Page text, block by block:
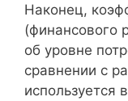
Наконец,
(финансового
об уровне
сравнении с
используется